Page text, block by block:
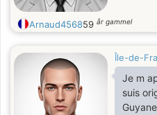
Arnaud456859 år gammel
Île-de-
Je m
suis